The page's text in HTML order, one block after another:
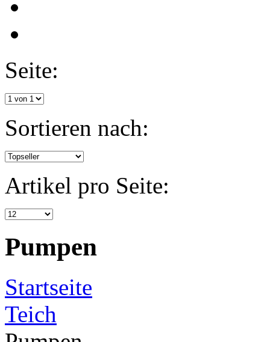
Seite:
Sortieren nach:
Artikel pro Seite:
Pumpen
Startseite
Teich